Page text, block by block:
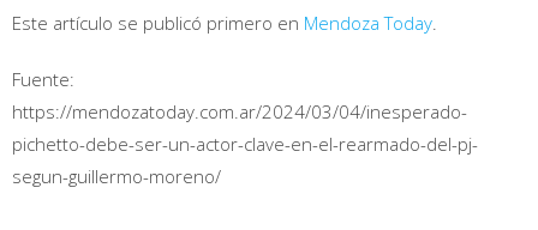
Este artículo se publicó primero en Mendoza Today
Fuente:
https://mendozatoday.com.ar/2024/03/04/inesperado-
pichetto-debe-ser-un-actor-clave-en-el-rearmado-del-pj-
segun-guillermo-moreno/